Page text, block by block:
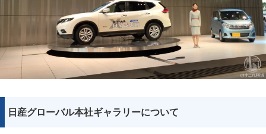
日産グローバル本社ギャラリーについて